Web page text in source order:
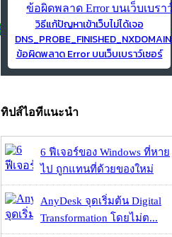
วิธีแก้ปัญหาเข้าเว็บไม่ได้เจอ
DNS_PROBE_FINISHED_NXDOMAIN
ข้อผิดพลาด Error บนเว็บเบราว์เซอร์
ทิปส์ไอทีแนะนำ
6 ฟีเจอร์ของ Windows ที่หาย
ไป ถูกแทนที่ด้วยของใหม่
AnyDesk จุดเริ่มต้น Digital
Transformation โดยไม่ต...